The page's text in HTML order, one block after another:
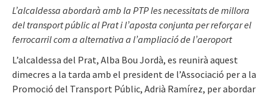
L’alcaldessa abordarà amb la PTP les necessitats de millora
del transport públic al Prat i l’aposta conjunta per reforçar el
ferrocarril com a alternativa a l’ampliació de l’aeroport
L’alcaldessa del Prat, Alba Bou Jordà, es reunirà aquest
dimecres a la tarda amb el president de l’Associació per a la
Promoció del Transport Públic, Adrià Ramírez, per abordar